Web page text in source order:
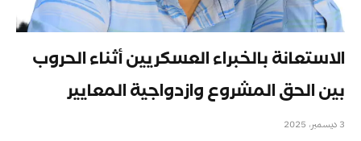
الاستعانة بالخبراء العسكريين أثناء الحروب
بين الحق المشروع وازدواجية المعايير
3 ديسمبر، 2025